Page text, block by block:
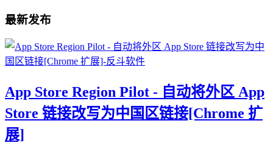
最新发布
App Store Region Pilot - 自动将外区 App
Store 链接改写为中国区链接[Chrome 扩
展]